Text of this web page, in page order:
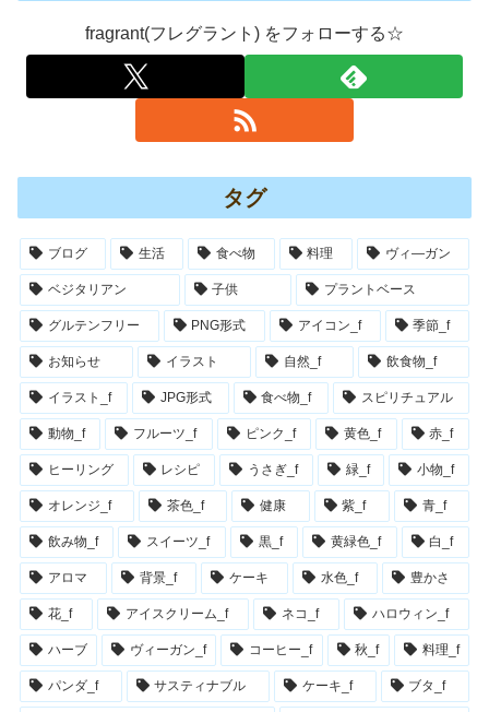
fragrant(フレグラント) をフォローする☆
タグ
ブログ 生活 食べ物 料理 ヴィ―ガン
ベジタリアン 子供 プラントベース
グルテンフリー PNG形式 アイコン_f 季節_f
お知らせ イラスト 自然_f 飲食物_f
イラスト_f JPG形式 食べ物_f スピリチュアル
動物_f フルーツ_f ピンク_f 黄色_f 赤_f
ヒーリング レシピ うさぎ_f 緑_f 小物_f
オレンジ_f 茶色_f 健康 紫_f 青_f
飲み物_f スイーツ_f 黒_f 黄緑色_f 白_f
アロマ 背景_f ケーキ 水色_f 豊かさ
花_f アイスクリーム_f ネコ_f ハロウィン_f
ハーブ ヴィーガン_f コーヒー_f 秋_f 料理_f
パンダ_f サスティナブル ケーキ_f ブタ_f